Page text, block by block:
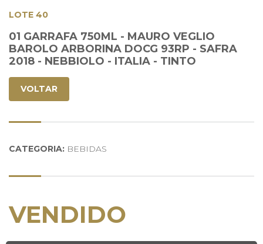
LOTE 40
01 GARRAFA 750ML - MAURO VEGLIO
BAROLO ARBORINA DOCG 93RP - SAFRA
2018 - NEBBIOLO - ITALIA - TINTO
VOLTAR
CATEGORIA: BEBIDAS
VENDIDO